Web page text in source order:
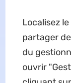
Localisez
partager
du
ouvrir